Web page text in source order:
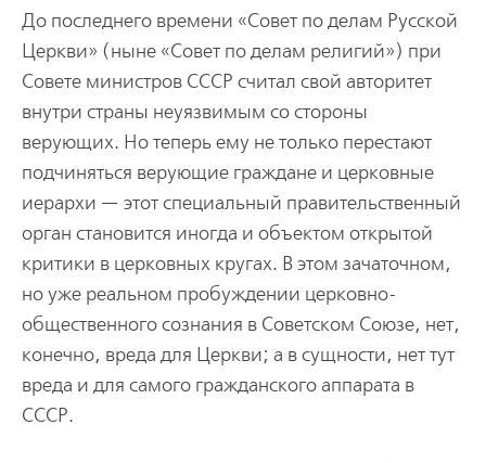
До последнего времени «Совет по делам Русской
Церкви» (ныне «Совет по делам религий») при
Совете министров СССР считал свой авторитет
внутри страны неуязвимым со стороны
верующих. Но теперь ему не только перестают
подчиняться верующие граждане и церковные
иерархи — этот специальный правительственный
орган становится иногда и объектом открытой
критики в церковных кругах. В этом зачаточном,
но уже реальном пробуждении церковно-
общественного сознания в Советском Союзе, нет,
конечно, вреда для Церкви; а в сущности, нет тут
вреда и для самого гражданского аппарата в
СССР.